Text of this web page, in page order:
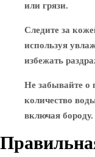
или грязи.
Следите за
используя
избежать
Не забывайте о
количество
включая бороду.